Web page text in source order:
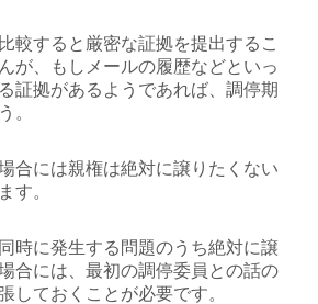
較すると厳密な証拠を提出するこ
が、もしメールの履歴などといっ
証拠があるようであれば、調停期
。
合には親権は絶対に譲りたくない
す。
時に発生する問題のうち絶対に譲
合には、最初の調停委員との話の
しておくことが必要です。